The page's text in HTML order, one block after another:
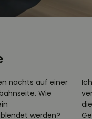
nachts auf einer
Wie
werden?
Ich
die